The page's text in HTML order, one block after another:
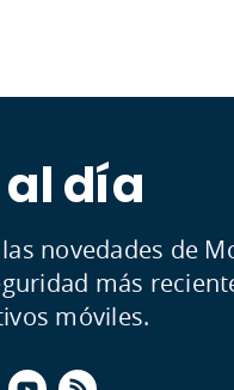
día
novedades de
más
móviles.